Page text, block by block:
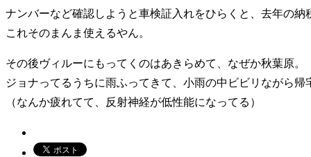
ナンバーなど確認しようと車検証入れをひらくと、去年の納
これそのまんま使えるやん。
その後ヴィルーにもってくのはあきらめて、なぜか秋葉原。
ジョナってるうちに雨ふってきて、小雨の中ビビリながら帰
（なんか疲れてて、反射神経が低性能になってる）